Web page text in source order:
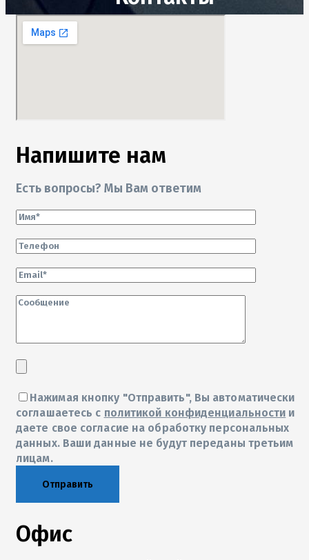
Напишите нам
Есть вопросы? Мы Вам ответим
Нажимая кнопку "Отправить", Вы автоматически
соглашаетесь с политикой конфиденциальности и
даете свое согласие на обработку персональных
данных. Ваши данные не будут переданы третьим
лицам.
Отправить
Офис